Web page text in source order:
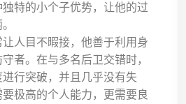
特的小个子优势，让他的过
人目不暇接，他善于利用身
者。在与多名后卫交错时，
行突破，并且几乎没有失
极高的个人能力，更需要良